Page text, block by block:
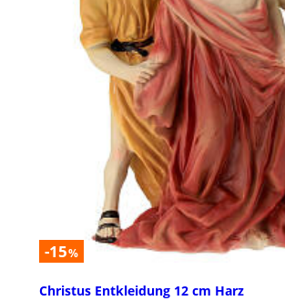
-15%
Christus Entkleidung 12 cm Harz